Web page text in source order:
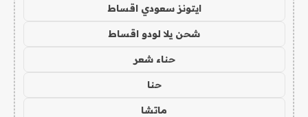
ايتونز سعودي اقساط
شحن يلا لودو اقساط
حناء شعر
حنا
ماتشا